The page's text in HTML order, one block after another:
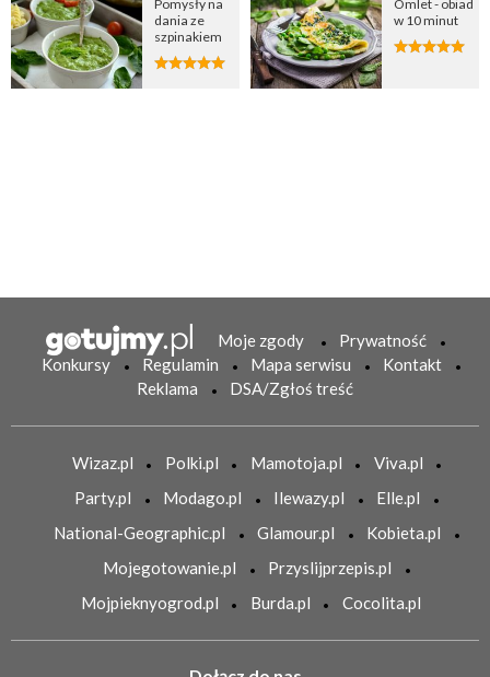
Pomysły na
dania ze
szpinakiem
Omlet - obiad
w 10 minut
Moje zgody
Prywatność
Konkursy
Regulamin Mapa serwisu
Kontakt
Reklama
DSA/Zgłoś treść
Wizaz.pl Polki.pl Mamotoja.pl
Viva.pl
Party.pl
Modago.pl Ilewazy.pl
Elle.pl
National-Geographic.pl
Glamour.pl
Kobieta.pl
Mojegotowanie.pl
Przyslijprzepis.pl
Mojpieknyogrod.pl
Burda.pl Cocolita.pl